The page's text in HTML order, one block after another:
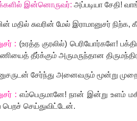
இன்னொருவர்: அப்படியா சேதி!
மதில் சுவரின் மேல் இராமானுசர் நிற்க,
: (உரத்த குரலில்) பெரியோர்களே!
தீர்க்கும் அருமருந்தான
சேர்ந்து அனைவரும் மூன்று
: எம்பெருமானே! நான் இன்று உளம்
பெறச் செய்துவிட்டேன்.